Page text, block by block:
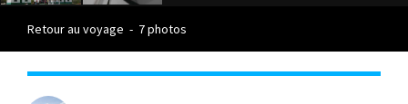
Retour au voyage - 7 photos